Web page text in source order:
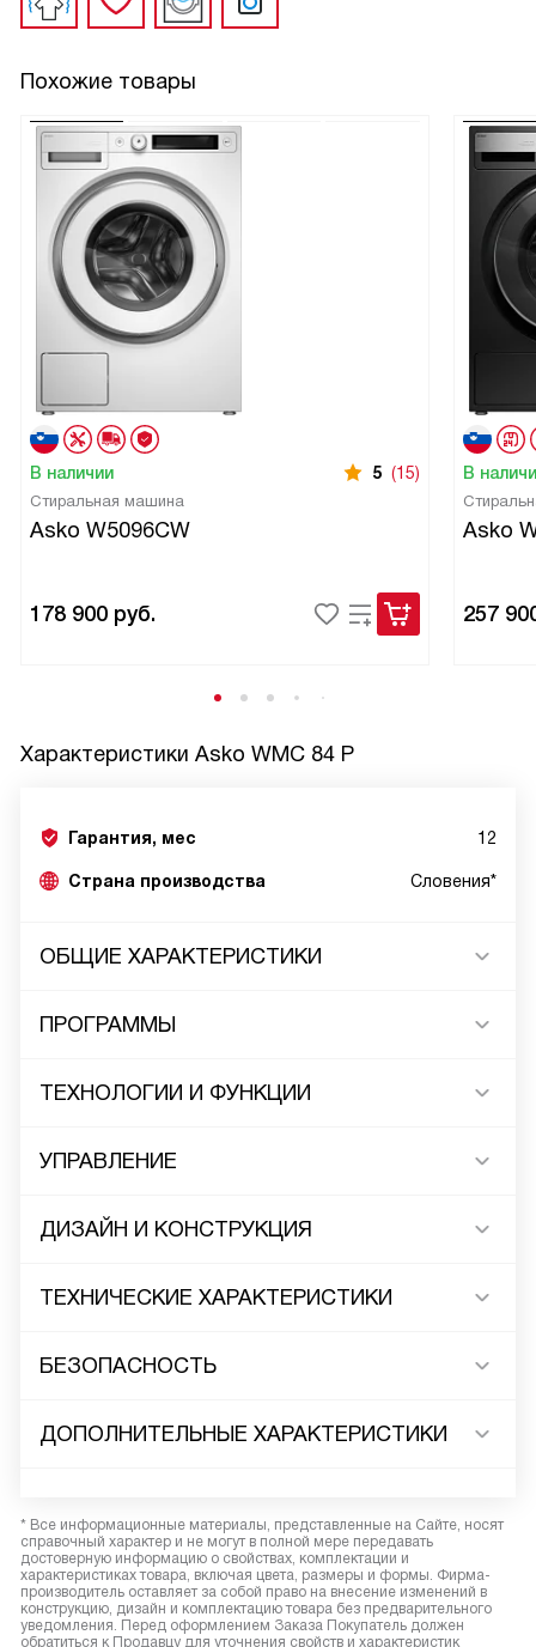
Похожие товары
В наличии 5 (15)
Стиральная машина
Asko W5096CW
178 900 руб.
В
Asko
257
Характеристики Asko WMC 84 P
Гарантия, мес 12
Страна производства Словения*
ОБЩИЕ ХАРАКТЕРИСТИКИ
ПРОГРАММЫ
ТЕХНОЛОГИИ И ФУНКЦИИ
УПРАВЛЕНИЕ
ДИЗАЙН И КОНСТРУКЦИЯ
ТЕХНИЧЕСКИЕ ХАРАКТЕРИСТИКИ
БЕЗОПАСНОСТЬ
ДОПОЛНИТЕЛЬНЫЕ ХАРАКТЕРИСТИКИ
* Все информационные материалы, представленные на Сайте, носят
справочный характер и не могут в полной мере передавать
достоверную информацию о свойствах, комплектации и
характеристиках товара, включая цвета, размеры и формы. Фирма-
производитель оставляет за собой право на внесение изменений в
конструкцию, дизайн и комплектацию товара без предварительного
уведомления. Перед оформлением Заказа Покупатель должен
обратиться к Продавцу для уточнения свойств и характеристик